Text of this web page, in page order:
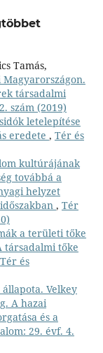
Tamás,
társadalmi
szám (2019)
letelepítése
eredete , Tér és
kultúrájának
továbbá a
helyzet
, Tér
a területi tőke
társadalmi tőke
Tér és
Velkey
A hazai
és a
29. évf. 4.